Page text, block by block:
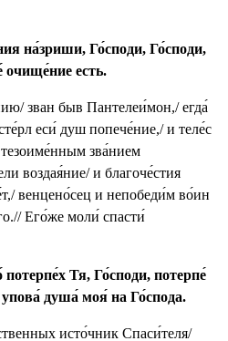
на́зриши, Го́споди, Го́споди,
очище́ние есть.
зван быв Пантелеи́мон,/ егда́
еси́ душ попече́ние,/ и теле́с
тезоиме́нным зва́нием
воздая́ние/ и благоче́стия
венцено́сец и непобеди́м во́ин
Его́же моли́ спасти́
Тя, Го́споди, потерпе́
душа́ моя́ на Го́спода.
исто́чник Спаси́теля/